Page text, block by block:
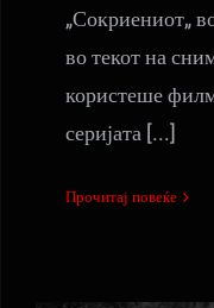
„Сокриениот„
во текот на
користеше
серијата [...]
Прочитај повеќе